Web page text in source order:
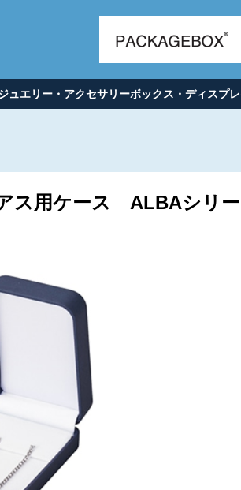
ュエリー・アクセサリーボックス・ディスプ
ス用ケース ALBAシリ